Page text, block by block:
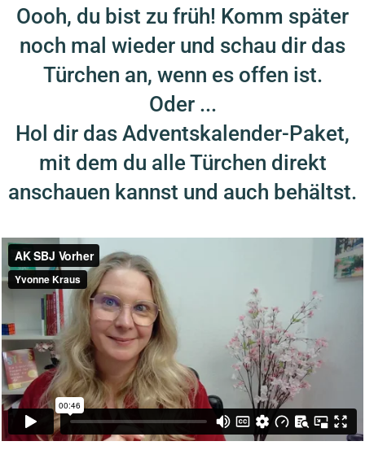
Oooh, du bist zu früh! Komm später
noch mal wieder und schau dir das
Türchen an, wenn es offen ist.
Oder ...
Hol dir das Adventskalender-Paket,
mit dem du alle Türchen direkt
anschauen kannst und auch behältst.